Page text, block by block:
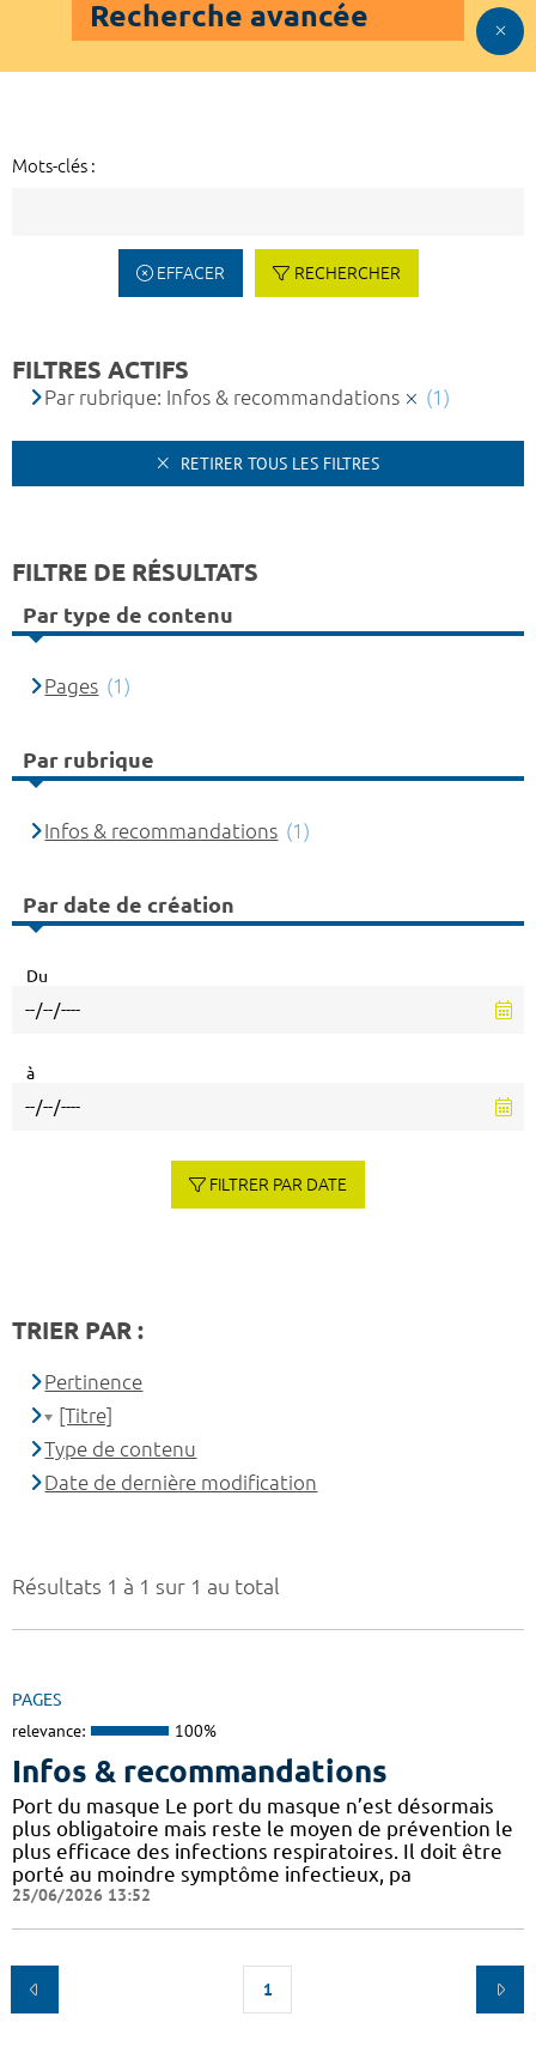
Recherche avancée
Mots-clés :
EFFACER RECHERCHER
Résultats 1 à 1 sur 1 au total
PAGES
relevance: 100%
Infos & recommandations
Port du masque Le port du masque n’est désormais
plus obligatoire mais reste le moyen de prévention le
plus efficace des infections respiratoires. Il doit être
porté au moindre symptôme infectieux, pa
25/06/2026 13:52
1
FILTRES ACTIFS
Par rubrique: Infos & recommandations (1)
RETIRER TOUS LES FILTRES
FILTRE DE RÉSULTATS
Par type de contenu
Pages (1)
Par rubrique
Infos & recommandations (1)
Par date de création
Du
à
FILTRER PAR DATE
TRIER PAR :
Pertinence
[Titre]
Type de contenu
Date de dernière modification